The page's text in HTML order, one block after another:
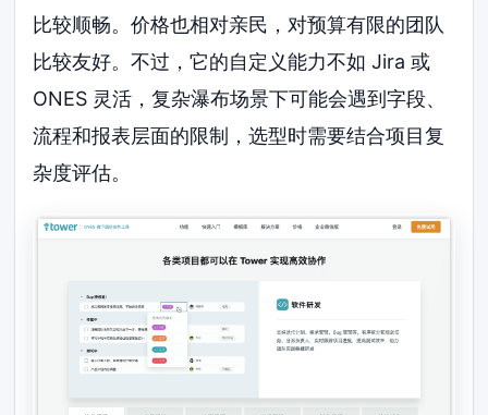
比较顺畅。价格也相对亲民，对预算有限的团队
比较友好。不过，它的自定义能力不如 Jira 或
ONES 灵活，复杂瀑布场景下可能会遇到字段、
流程和报表层面的限制，选型时需要结合项目复
杂度评估。